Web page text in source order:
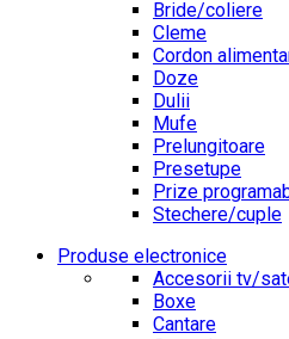
Bride/coliere
Cleme
Cordon
Doze
Dulii
Mufe
Prelungitoare
Presetupe
Prize
Stechere/cuple
Produse electronice
Accesorii tv/
Boxe
Cantare